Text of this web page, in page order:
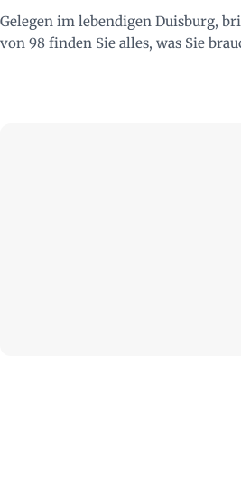
Gelegen im lebendigen Duisburg,
von 98 finden Sie alles, was Sie